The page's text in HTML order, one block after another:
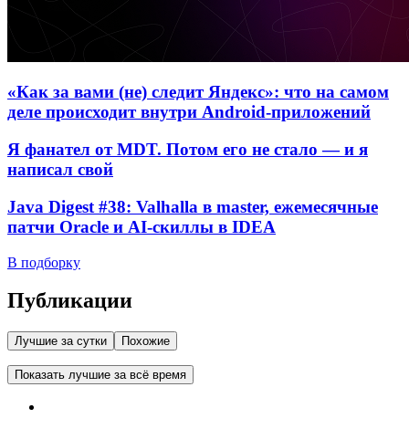
«Как за вами (не) следит Яндекс»: что на самом
деле происходит внутри Android-приложений
Я фанател от MDT. Потом его не стало — и я
написал свой
Java Digest #38: Valhalla в master, ежемесячные
патчи Oracle и AI-скиллы в IDEA
В подборку
Публикации
Лучшие за сутки Похожие
Показать лучшие за всё время